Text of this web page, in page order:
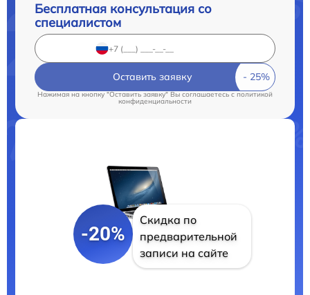
Бесплатная консультация со
специалистом
Оставить заявку
Нажимая на кнопку "Оставить заявку" Вы соглашаетесь cполитикой
конфиденциальности
-20%
Скидка по
предварительной
записи на сайте